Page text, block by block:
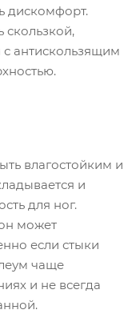
дискомфорт.
скользкой,
антискользящим
влагостойким и
и
для ног.
может
если стыки
чаще
и не всегда